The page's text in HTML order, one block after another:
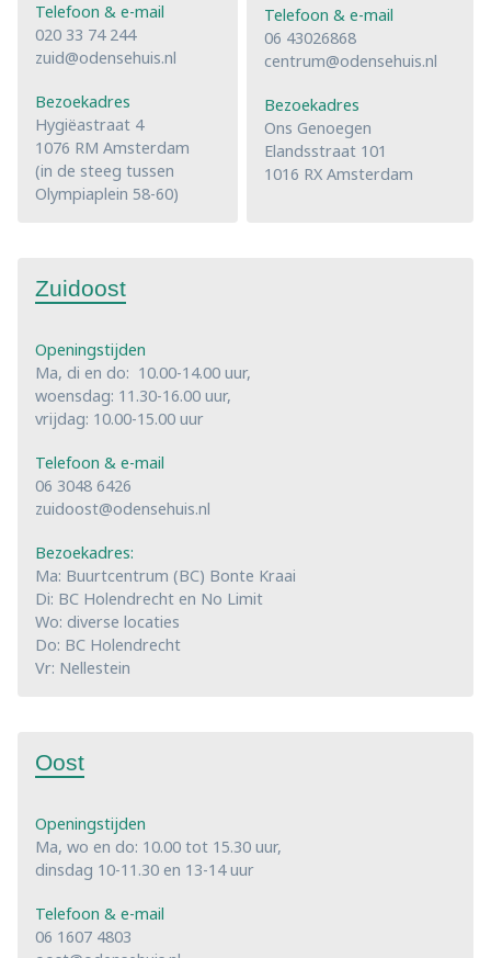
Telefoon & e-mail
020 33 74 244
zuid@odensehuis.nl
Bezoekadres
Hygiëastraat 4
1076 RM Amsterdam
(in de steeg tussen
Olympiaplein 58-60)
Telefoon & e-mail
06 43026868
centrum@odensehuis.nl
Bezoekadres
Ons Genoegen
Elandsstraat 101
1016 RX Amsterdam
Zuidoost
Openingstijden
Ma, di en do: 10.00-14.00 uur,
woensdag: 11.30-16.00 uur,
vrijdag: 10.00-15.00 uur
Telefoon & e-mail
06 3048 6426
zuidoost@odensehuis.nl
Bezoekadres:
Ma: Buurtcentrum (BC) Bonte Kraai
Di: BC Holendrecht en No Limit
Wo: diverse locaties
Do: BC Holendrecht
Vr: Nellestein
Oost
Openingstijden
Ma, wo en do: 10.00 tot 15.30 uur,
dinsdag 10-11.30 en 13-14 uur
Telefoon & e-mail
06 1607 4803